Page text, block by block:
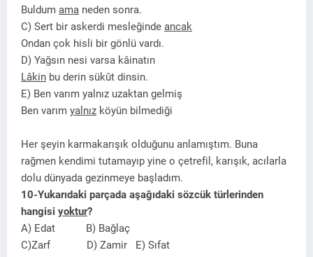
Buldum ama neden sonra.
C) Sert bir askerdi mesleğinde ancak
Ondan çok hisli bir gönlü vardı.
D) Yağsın nesi varsa kâinatın
Lâkin bu derin sükût dinsin.
E) Ben varım yalnız uzaktan gelmiş
Ben varım yalnız köyün bilmediği
Her şeyin karmakarışık olduğunu anlamıştım. Buna
rağmen kendimi tutamayıp yine o çetrefil, karışık, acılarla
dolu dünyada gezinmeye başladım.
10-Yukarıdaki parçada aşağıdaki sözcük türlerinden
hangisi yoktur?
A) Edat B) Bağlaç
C)Zarf D) Zamir E) Sıfat